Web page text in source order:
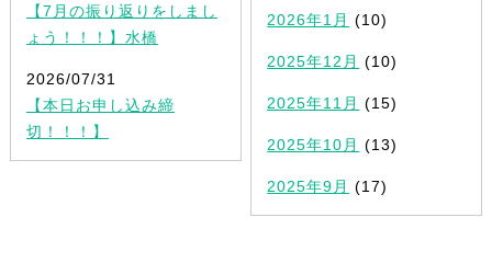
【7月の振り返りをしまし
ょう！！！】水橋
2026/07/31
【本日お申し込み締
切！！！】
2026年1月 (10)
2025年12月 (10)
2025年11月 (15)
2025年10月 (13)
2025年9月 (17)